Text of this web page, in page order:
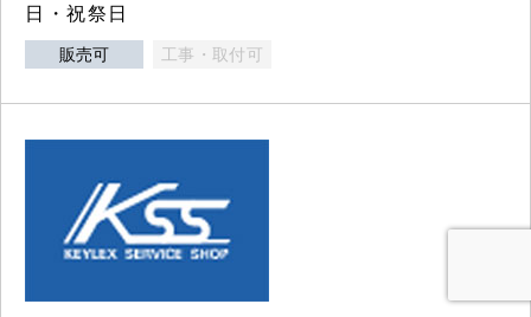
日・祝祭日
販売可 工事・取付可